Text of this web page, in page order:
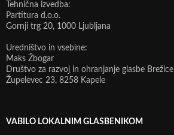
Tehnična izvedba:
Partitura d.o.o.
Gornji trg 20, 1000 Ljubljana
Uredništvo in vsebine:
Maks Žbogar
Društvo za razvoj in ohranjanje glasbe Brežice
Župelevec 23, 8258 Kapele
VABILO LOKALNIM GLASBENIKOM